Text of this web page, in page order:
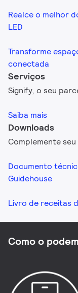
Realce o melhor
LED
Transforme
conectada
Serviços
Signify, o seu
Saiba mais
Downloads
Complemente
Documento
Guidehouse
Livro de receitas
Como o